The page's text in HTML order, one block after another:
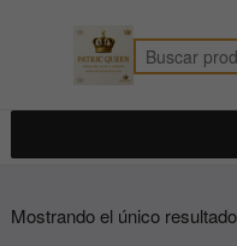
Mostrando el único resultado